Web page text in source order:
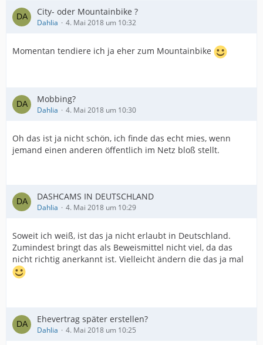
City- oder Mountainbike ?
Dahlia 4. Mai 2018 um 10:32
Momentan tendiere ich ja eher zum Mountainbike
Mobbing?
Dahlia 4. Mai 2018 um 10:30
Oh das ist ja nicht schön, ich finde das echt mies, wenn
jemand einen anderen öffentlich im Netz bloß stellt.
DASHCAMS IN DEUTSCHLAND
Dahlia 4. Mai 2018 um 10:29
Soweit ich weiß, ist das ja nicht erlaubt in Deutschland.
Zumindest bringt das als Beweismittel nicht viel, da das
nicht richtig anerkannt ist. Vielleicht ändern die das ja mal
Ehevertrag später erstellen?
Dahlia 4. Mai 2018 um 10:25